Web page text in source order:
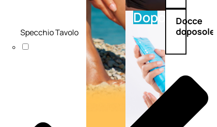
Doposole
Docce
doposole
Specchio Tavolo